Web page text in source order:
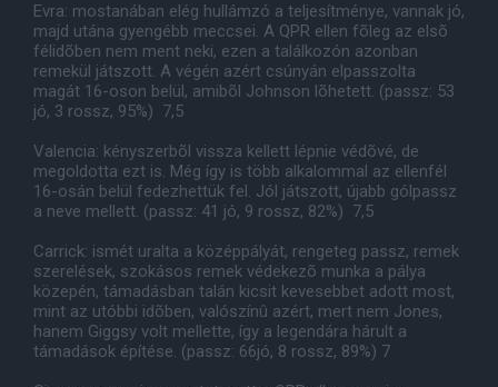
Evra: mostanában elég hullámzó a teljesítménye, vannak jó,
majd utána gyengébb meccsei. A QPR ellen fõleg az elsõ
félidõben nem ment neki, ezen a találkozón azonban
remekül játszott. A végén azért csúnyán elpasszolta
magát 16-oson belül, amibõl Johnson lõhetett. (passz: 53
jó, 3 rossz, 95%) 7,5
Valencia: kényszerbõl vissza kellett lépnie védõvé, de
megoldotta ezt is. Még így is több alkalommal az ellenfél
16-osán belül fedezhettük fel. Jól játszott, újabb gólpassz
a neve mellett. (passz: 41 jó, 9 rossz, 82%) 7,5
Carrick: ismét uralta a középpályát, rengeteg passz, remek
szerelések, szokásos remek védekezõ munka a pálya
közepén, támadásban talán kicsit kevesebbet adott most,
mint az utóbbi idõben, valószínû azért, mert nem Jones,
hanem Giggsy volt mellette, így a legendára hárult a
támadások építése. (passz: 66jó, 8 rossz, 89%) 7